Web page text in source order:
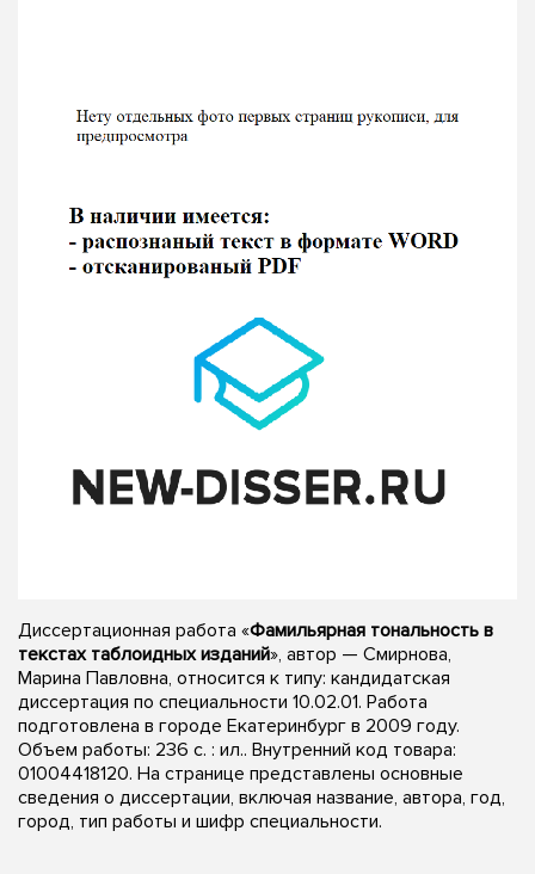
Диссертационная работа «Фамильярная тональность в
текстах таблоидных изданий», автор — Смирнова,
Марина Павловна, относится к типу: кандидатская
диссертация по специальности 10.02.01. Работа
подготовлена в городе Екатеринбург в 2009 году.
Объем работы: 236 с. : ил.. Внутренний код товара:
01004418120. На странице представлены основные
сведения о диссертации, включая название, автора, год,
город, тип работы и шифр специальности.